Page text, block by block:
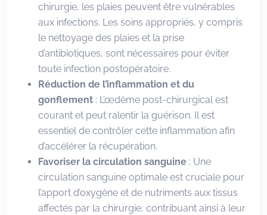
chirurgie, les plaies peuvent être vulnérables
aux infections. Les soins appropriés, y compris
le nettoyage des plaies et la prise
d’antibiotiques, sont nécessaires pour éviter
toute infection postopératoire.
Réduction de l’inflammation et du
gonflement : L’œdème post-chirurgical est
courant et peut ralentir la guérison. Il est
essentiel de contrôler cette inflammation afin
d’accélérer la récupération.
Favoriser la circulation sanguine : Une
circulation sanguine optimale est cruciale pour
l’apport d’oxygène et de nutriments aux tissus
affectés par la chirurgie, contribuant ainsi à leur